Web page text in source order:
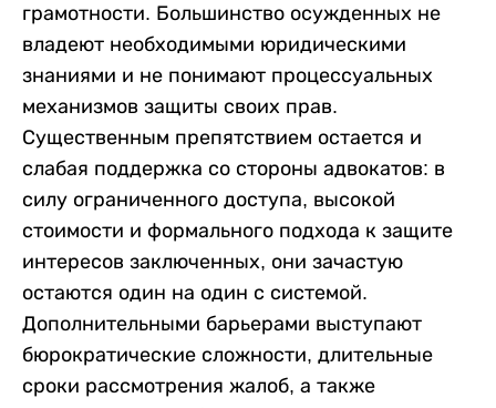
грамотности. Большинство осужденных не
владеют необходимыми юридическими
знаниями и не понимают процессуальных
механизмов защиты своих прав.
Существенным препятствием остается и
слабая поддержка со стороны адвокатов: в
силу ограниченного доступа, высокой
стоимости и формального подхода к защите
интересов заключенных, они зачастую
остаются один на один с системой.
Дополнительными барьерами выступают
бюрократические сложности, длительные
сроки рассмотрения жалоб, а также